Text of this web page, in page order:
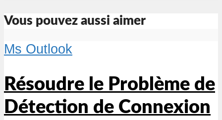
Vous pouvez aussi aimer
Ms Outlook
Résoudre le Problème de
Détection de Connexion